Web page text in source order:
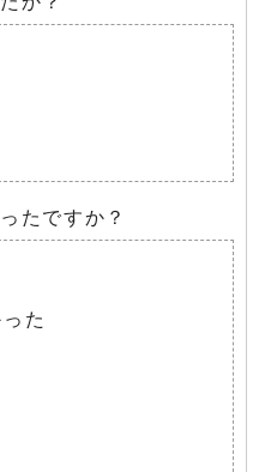
たですか？
た